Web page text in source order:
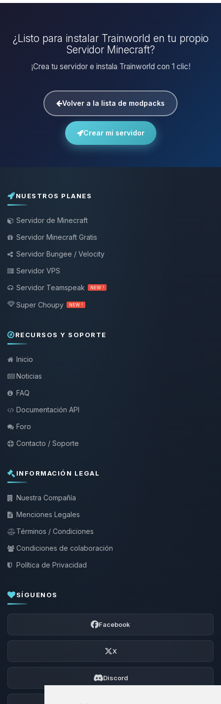
¿Listo para instalar Trainworld en tu propio
Servidor Minecraft?
¡Crea tu servidor e instala Trainworld con 1 clic!
Volver a la lista de modpacks
Crear mi servidor
NUESTROS PLANES
Servidor de Minecraft
Servidor Minecraft Gratis
Servidor Bungee / Velocity
Servidor VPS
Servidor Teamspeak
NEW !
Super Choupy NEW !
RECURSOS Y SOPORTE
Inicio
Noticias
FAQ
Documentación API
Foro
Contacto / Soporte
INFORMACIÓN LEGAL
Nuestra Compañía
Menciones Legales
Términos / Condiciones
Condiciones de colaboración
Política de Privacidad
SÍGUENOS
Facebook
X
Discord